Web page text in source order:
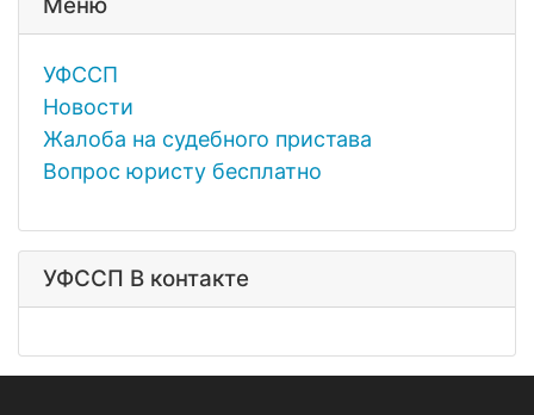
УФССП
Новости
Жалоба на судебного пристава
Вопрос юристу бесплатно
УФССП В контакте